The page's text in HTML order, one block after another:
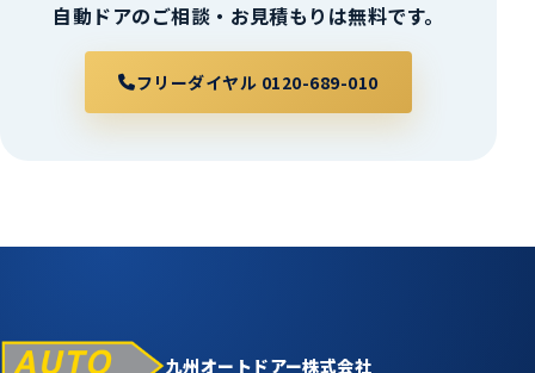
自動ドアのご相談・お見積もりは無料です。
フリーダイヤル 0120-689-010
九州オートドアー株式会社